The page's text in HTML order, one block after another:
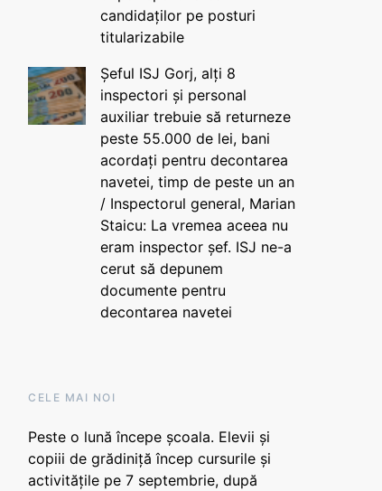
candidaților pe posturi
titularizabile
Șeful ISJ Gorj, alți 8
inspectori și personal
auxiliar trebuie să returneze
peste 55.000 de lei, bani
acordați pentru decontarea
navetei, timp de peste un an
/ Inspectorul general, Marian
Staicu: La vremea aceea nu
eram inspector șef. ISJ ne-a
cerut să depunem
documente pentru
decontarea navetei
CELE MAI NOI
Peste o lună începe școala. Elevii și
copiii de grădiniță încep cursurile și
activitățile pe 7 septembrie, după